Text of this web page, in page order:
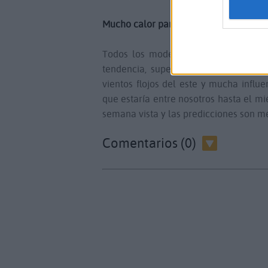
Mucho calor para terminar mayo
Todos los modelos apuntan que a
tendencia, superando en algunas
vientos flojos del este y mucha
que estaría entre nosotros hasta el
semana vista y las predicciones son
Comentarios (0)